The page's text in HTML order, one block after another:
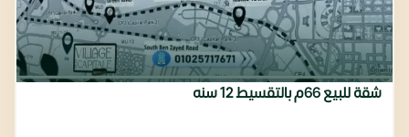
شقة للبيع 66م بالتقسيط 12 سنه